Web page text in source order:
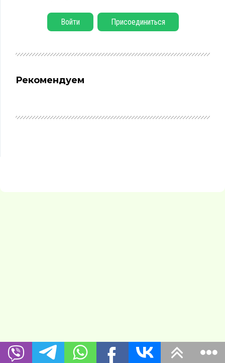
Войти Присоединиться
Рекомендуем